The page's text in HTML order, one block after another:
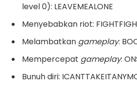
level 0): LEAVEMEALONE
Menyebabkan riot:
Melambatkan gameplay:
Mempercepat gameplay:
Bunuh diri: